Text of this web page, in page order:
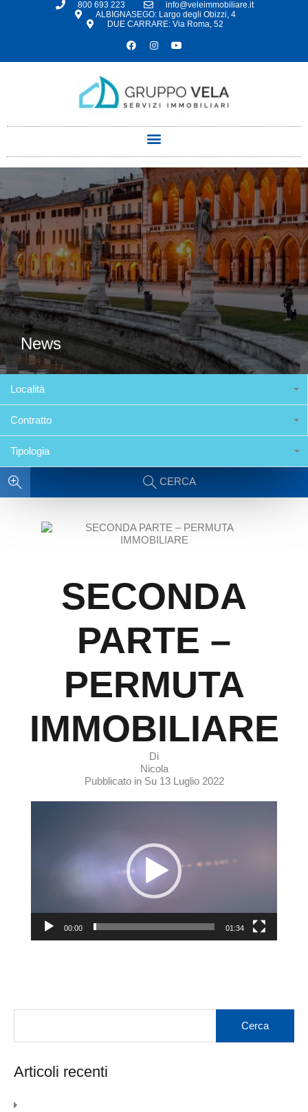
800 693 223
info@veleimmobiliare.it
ALBIGNASEGO: Largo degli Obizzi, 4
DUE CARRARE: Via Roma, 52
News
Località
Contratto
Tipologia
CERCA
SECONDA
PARTE –
PERMUTA
IMMOBILIARE
Di
Nicola
Pubblicato in Su 13 Luglio 2022
00:00 01:34
Articoli recenti